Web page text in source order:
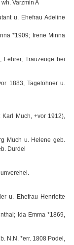
Varzmin A
u. Ehefrau Adeline
*1909; Irene Minna
Lehrer, Trauzeuge bei
1883, Tagelöhner u.
Karl Much, +vor 1912),
Much u. Helene geb.
Durdel
u. Ehefrau Henriette
Ida Emma *1869,
N.N. *err. 1808 Podel,